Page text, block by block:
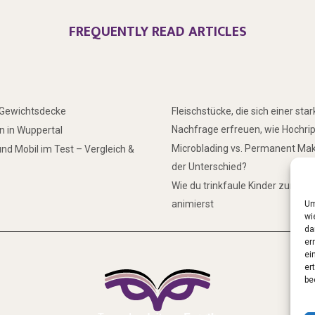
FREQUENTLY READ ARTICLES
in Wuppertal
Mobil im Test – Vergleich &
Fleischstücke, die sich einer
Nachfrage erfreuen, wie
Microblading vs. Permanent
der Unterschied?
Wie du trinkfaule Kinder zum
animierst